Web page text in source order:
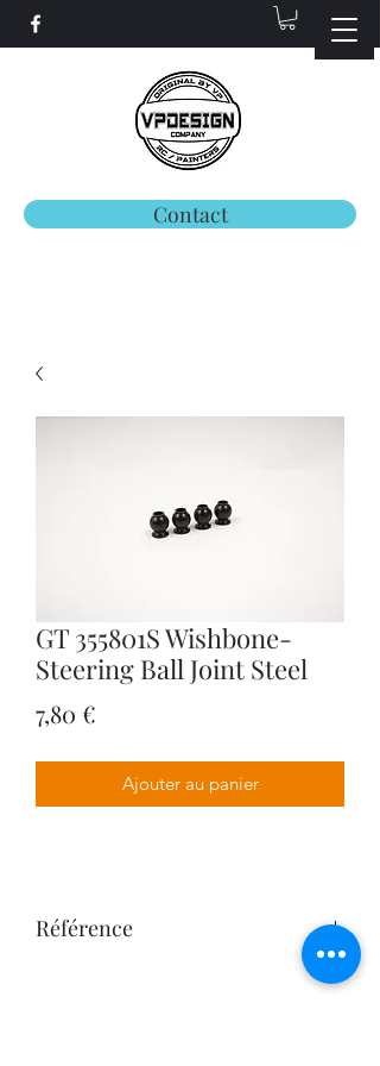
Contact
GT 355801S Wishbone-
Steering Ball Joint Steel
7,80 €
Ajouter au panier
Référence